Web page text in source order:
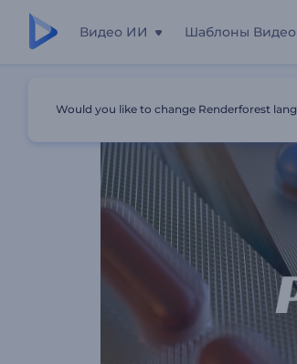
Видео ИИ Шаблоны Видео
Would you like to change Renderforest